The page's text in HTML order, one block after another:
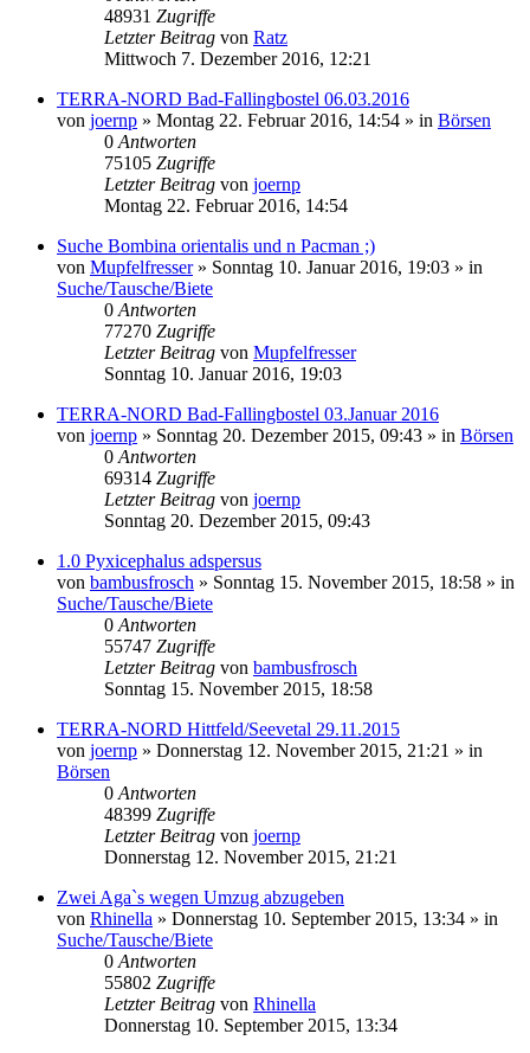
48931 Zugriffe
Letzter Beitrag von Ratz
Mittwoch 7. Dezember 2016, 12:21
TERRA-NORD Bad-Fallingbostel 06.03.2016
von joernp » Montag 22. Februar 2016, 14:54 » in Börsen
0 Antworten
75105 Zugriffe
Letzter Beitrag von joernp
Montag 22. Februar 2016, 14:54
Suche Bombina orientalis und n Pacman ;)
von Mupfelfresser» Sonntag 10. Januar 2016, 19:03 » in
Suche/Tausche/Biete
0 Antworten
77270 Zugriffe
Letzter Beitrag von Mupfelfresser
Sonntag 10. Januar 2016, 19:03
TERRA-NORD Bad-Fallingbostel 03.Januar 2016
von joernp » Sonntag 20. Dezember 2015, 09:43 » in Börsen
0 Antworten
69314 Zugriffe
Letzter Beitrag von joernp
Sonntag 20. Dezember 2015, 09:43
1.0 Pyxicephalus adspersus
von bambusfrosch » Sonntag 15. November 2015, 18:58 » in
Suche/Tausche/Biete
0 Antworten
55747 Zugriffe
Letzter Beitrag von bambusfrosch
Sonntag 15. November 2015, 18:58
TERRA-NORD Hittfeld/Seevetal 29.11.2015
von joernp » Donnerstag 12. November 2015, 21:21 » in
Börsen
0 Antworten
48399 Zugriffe
Letzter Beitrag von joernp
Donnerstag 12. November 2015, 21:21
Zwei Aga`s wegen Umzug abzugeben
von Rhinella » Donnerstag 10. September 2015, 13:34 » in
Suche/Tausche/Biete
0 Antworten
55802 Zugriffe
Letzter Beitrag von Rhinella
Donnerstag 10. September 2015, 13:34